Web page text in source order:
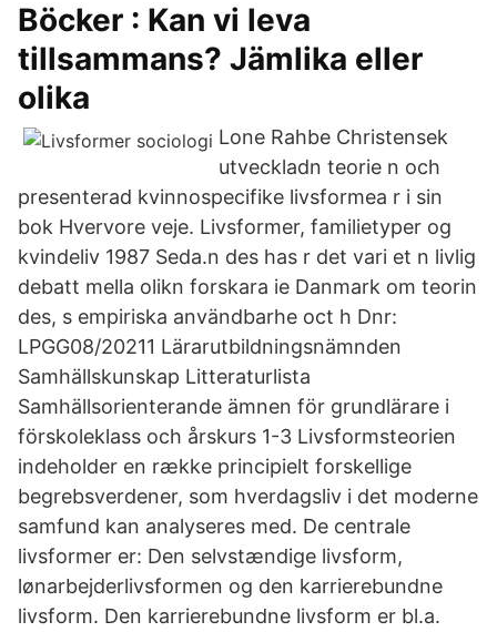
Böcker : Kan vi leva
tillsammans? Jämlika eller
olika
Lone Rahbe Christensek
utveckladn teorie n och
presenterad kvinnospecifike livsformea r i sin
bok Hvervore veje. Livsformer, familietyper og
kvindeliv 1987 Seda.n des has r det vari et n livlig
debatt mella olikn forskara ie Danmark om teorin
des, s empiriska användbarhe oct h Dnr:
LPGG08/20211 Lärarutbildningsnämnden
Samhällskunskap Litteraturlista
Samhällsorienterande ämnen för grundlärare i
förskoleklass och årskurs 1-3 Livsformsteorien
indeholder en række principielt forskellige
begrebsverdener, som hverdagsliv i det moderne
samfund kan analyseres med. De centrale
livsformer er: Den selvstændige livsform,
lønarbejderlivsformen og den karrierebundne
livsform. Den karrierebundne livsform er bl.a.